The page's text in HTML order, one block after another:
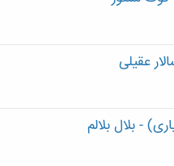
عقیلی
- بلال بلالم